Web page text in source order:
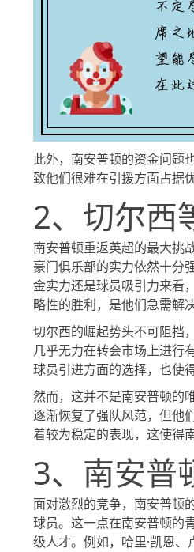
此外，南安普顿的资金问题
致他们很难在引援方面占据
2、切尔西
南安普顿重返英超的最大挑
豪门俱乐部的实力依然十分
金实力还是球员吸引力来看
略性的胜利，是他们急需解
切尔西的崛起势头不可阻挡
几乎无力在转会市场上进行
球员引进方面的选择，也使
然而，这并不是南安普顿的
逐渐恢复了强队风范，但他
着较为稳定的表现，这使得
3、南安普
面对激烈的竞争，南安普顿
球员。这一点在南安普顿的
级人才。例如，哈里·凯恩、